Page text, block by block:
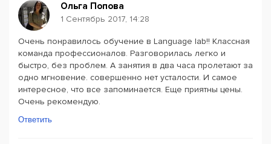
Ольга Попова
1 Сентябрь 2017, 14:28
Очень понравилось обучение в Language lab!! Классная
команда профессионалов. Разговорилась легко и
быстро, без проблем. А занятия в два часа пролетают за
одно мгновение. совершенно нет усталости. И самое
интересное, что все запоминается. Еще приятны цены.
Очень рекомендую.
Ответить